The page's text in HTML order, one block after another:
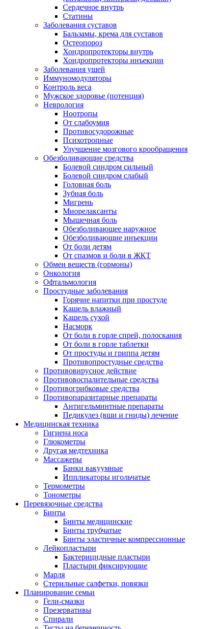
Сердечное внутрь
Статины
Заболевания суставов
Бальзамы, крема для суставов
Остеопороз
Хондропротекторы внутрь
Хондропротекторы инъекции
Заболевания ушей
Иммуномодуляторы
Контроль веса
Мужское здоровье (потенция)
Неврология
Ноотропы
От слабоумия
Противосудорожные
Психотропные
Улучшение мозгового крообращения
Обезболивающие средства
Болевой синдром сильный
Болевой синдром слабый
Головная боль
Зубная боль
Мигрень
Миорелаксанты
Мышечная боль
Обезболивающее наружное
Обезболивающие инъекции
От боли детям
От спазмов и боли в ЖКТ
Обмен веществ (гормоны)
Онкология
Офтальмология
Простудные заболевания
Горячие напитки при простуде
Кашель влажный
Кашель сухой
Насморк
От боли в горле спрей, полоскания
От боли в горле таблетки
От простуды и гриппа детям
Противопростудные средства
Противовирусное действие
Противовоспалительные средства
Противогрибковые средства
Противопаразитарные препараты
Антигельминтные препараты
Педикулез (вши и гниды) лечение
Медицинская техника
Гигиена носа
Глюкометры
Другая медтехника
Массажеры
Банки вакуумные
Иппликаторы игольчатые
Термометры
Тонометры
Перевязочные средства
Бинты
Бинты медицинские
Бинты трубчатые
Бинты эластичные компрессионные
Лейкопластыри
Бактерицидные пластыри
Пластыри фиксирующие
Марля
Стерильные салфетки, повязки
Планирование семьи
Гели-смазки
Презервативы
Спирали